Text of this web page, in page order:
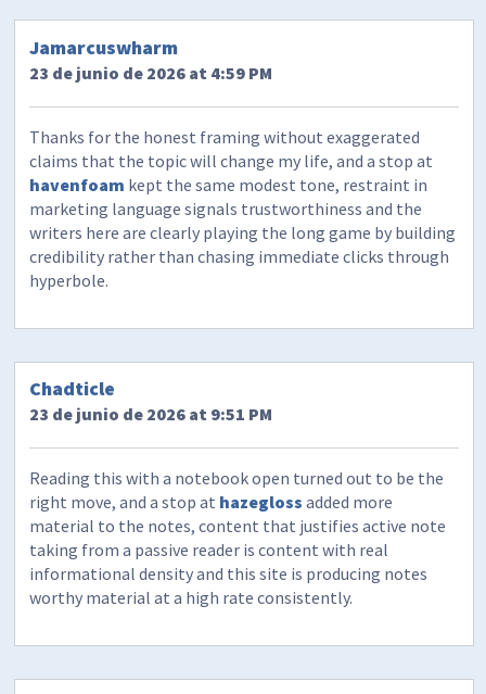
Jamarcuswharm
23 de junio de 2026 at 4:59 PM
Thanks for the honest framing without exaggerated
claims that the topic will change my life, and a stop at
havenfoam kept the same modest tone, restraint in
marketing language signals trustworthiness and the
writers here are clearly playing the long game by building
credibility rather than chasing immediate clicks through
hyperbole.
Chadticle
23 de junio de 2026 at 9:51 PM
Reading this with a notebook open turned out to be the
right move, and a stop at hazegloss added more
material to the notes, content that justifies active note
taking from a passive reader is content with real
informational density and this site is producing notes
worthy material at a high rate consistently.